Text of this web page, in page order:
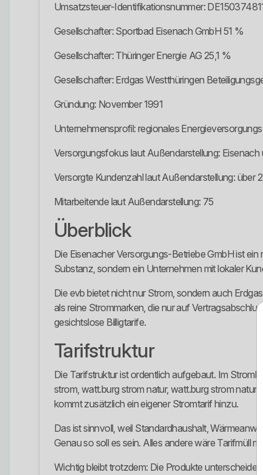
Umsatzsteuer-Identifikationsnummer:
Gesellschafter: Sportbad Eisenach GmbH 51 %
Gesellschafter: Thüringer Energie AG 25,1 %
Gesellschafter: Erdgas Westthüringen
Gründung: November 1991
Unternehmensprofil: regionales
Versorgungsfokus laut Außendarstellung: Eisenach
Versorgte Kundenzahl laut Außendarstellung: über
Mitarbeitende laut Außendarstellung: 75
Überblick
Die Eisenacher Versorgungs-Betriebe GmbH ist
Substanz, sondern ein Unternehmen mit lokaler
Die evb bietet nicht nur Strom, sondern auch
als reine Strommarken, die nur auf
gesichtslose Billigtarife.
Tarifstruktur
Die Tarifstruktur ist ordentlich aufgebaut. Im
strom, watt.burg strom natur, watt.burg strom
kommt zusätzlich ein eigener Stromtarif hinzu.
Das ist sinnvoll, weil Standardhaushalt,
Genau so soll es sein. Alles andere wäre Tarifmüll
Wichtig bleibt trotzdem: Die Produkte